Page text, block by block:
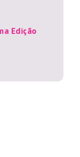
Edição